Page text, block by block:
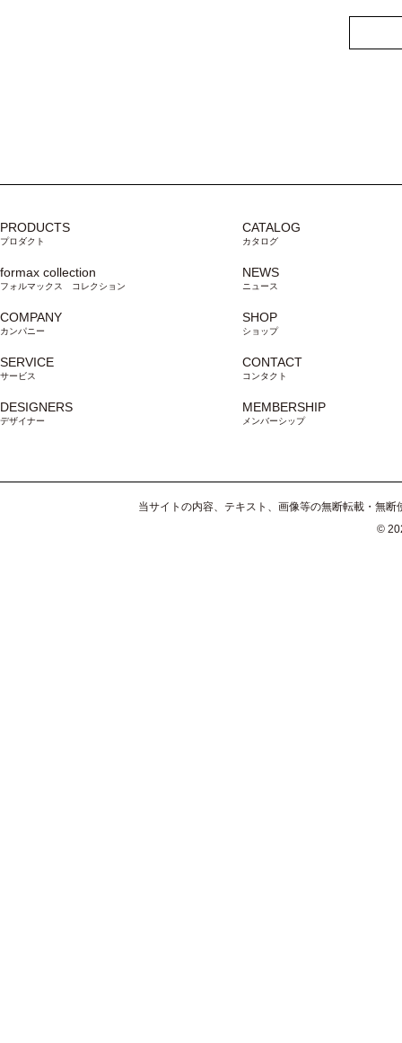
PRODUCTS
プロダクト
formax collection
フォルマックス コレクション
COMPANY
カンパニー
SERVICE
サービス
DESIGNERS
デザイナー
CATALOG
カタログ
NEWS
ニュース
SHOP
ショップ
CONTACT
コンタクト
MEMBERSHIP
メンバーシップ
当サイトの内容、テキスト、画像等の無断転載・無
©